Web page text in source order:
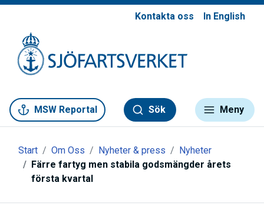
Kontakta oss In English
MSW Reportal Sök Meny
Start Om Oss Nyheter & press
Nyheter
Färre fartyg men stabila godsmängder årets
första kvartal